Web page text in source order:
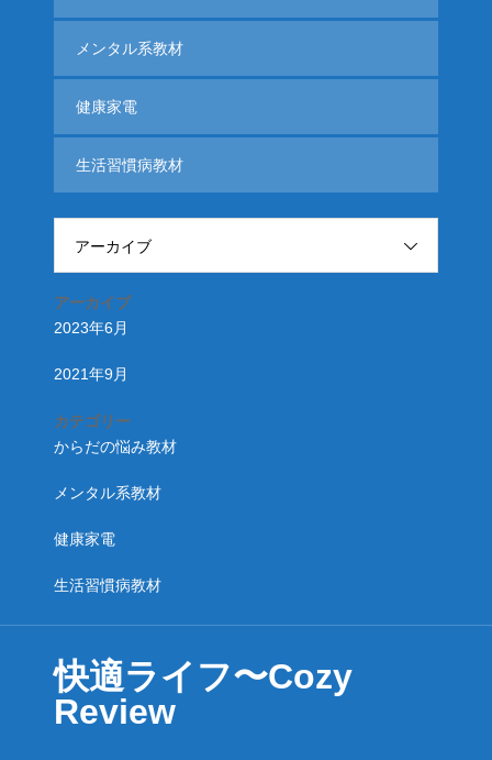
メンタル系教材
健康家電
生活習慣病教材
アーカイブ
アーカイブ
2023年6月
2021年9月
カテゴリー
からだの悩み教材
メンタル系教材
健康家電
生活習慣病教材
快適ライフ〜Cozy
Review